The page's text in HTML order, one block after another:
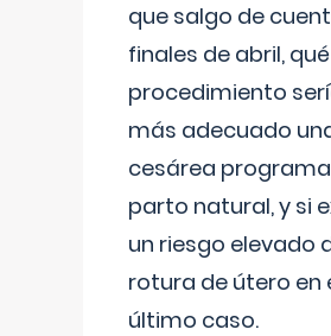
que salgo de
finales de abril, qué
procedimiento
más adecuado
cesárea
parto natural, y si
un riesgo elevado
rotura de útero en
último caso.